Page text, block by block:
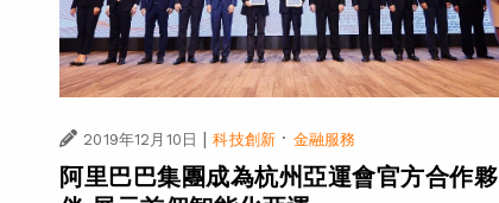
2019年12月10日 | 科技創新 · 金融服務
阿里巴巴集團成為杭州亞運會官方合作夥